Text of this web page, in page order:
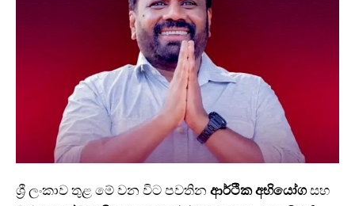
ශ්‍රී ලංකාව තුළ මේ වන විට පවතින ආර්ථික අභියෝගසහ